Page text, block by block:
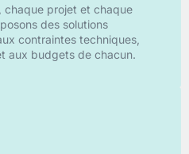
chaque projet et chaque
des solutions
contraintes techniques,
aux budgets de chacun.